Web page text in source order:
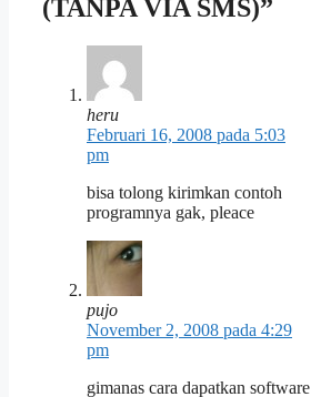
(TANPA VIA SMS)”
heru
Februari 16, 2008 pada 5:03
pm
bisa tolong kirimkan contoh
programnya gak, pleace
pujo
November 2, 2008 pada 4:29
pm
gimanas cara dapatkan software